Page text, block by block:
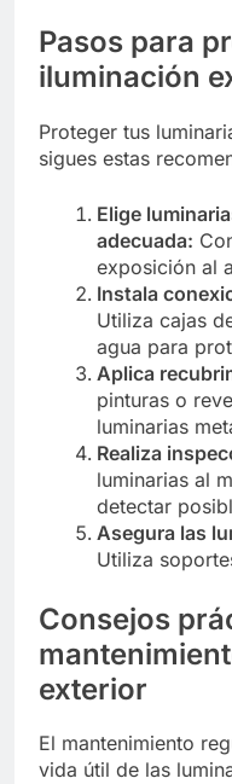
Pasos para
iluminación
Proteger tus
sigues estas
Elige
adecuada:
exposición al
Instala
Utiliza cajas
agua para
Aplica
pinturas o
luminarias
Realiza
luminarias al
detectar
Asegura las
Utiliza
Consejos
exterior
El mantenimiento
vida útil de las